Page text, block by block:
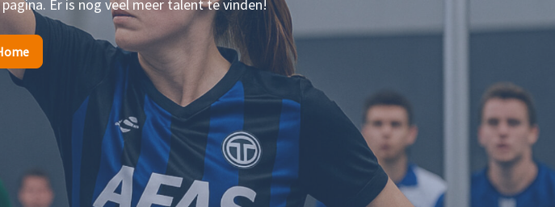
Er is nog veel meer talent te vinden!